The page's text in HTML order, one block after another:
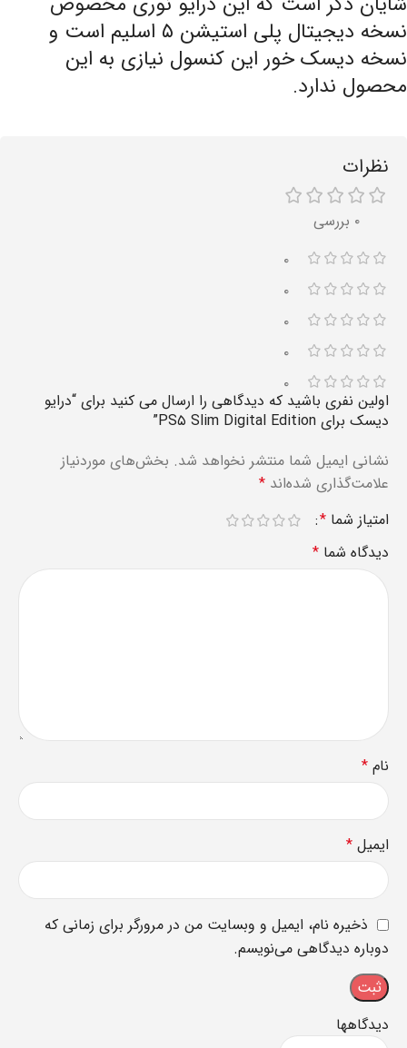
نسخه دیجیتال پلی استیشن ۵ اسلیم است و
نسخه دیسک خور این کنسول نیازی به این
محصول ندارد.
نظرات
۰ بررسی
۰
۰
۰
۰
۰
دیدگاهها
اولین نفری باشید که دیدگاهی را ارسال می کنید برای “درایو
دیسک برای PS۵ Slim Digital Edition”
نشانی ایمیل شما منتشر نخواهد شد. بخش‌های موردنیاز
علامت‌گذاری شده‌اند *
امتیاز شما *
دیدگاه شما *
نام *
ایمیل *
ذخیره نام، ایمیل و وبسایت من در مرورگر برای زمانی که
دوباره دیدگاهی می‌نویسم.